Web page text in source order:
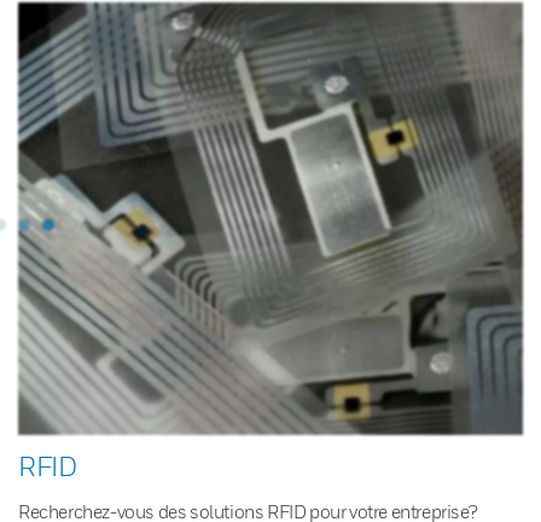
RFID
Recherchez-vous des solutions RFID pour votre entreprise?